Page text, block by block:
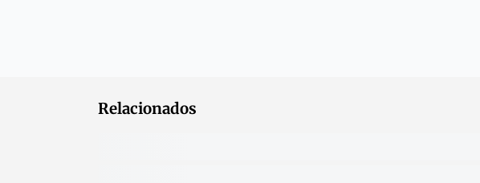
Relacionados